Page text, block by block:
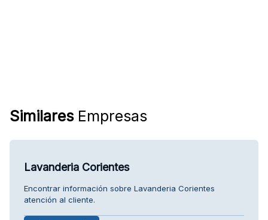
SimilaresEmpresas
Lavanderia Corientes
Encontrar información sobre Lavanderia Corientes
atención al cliente.